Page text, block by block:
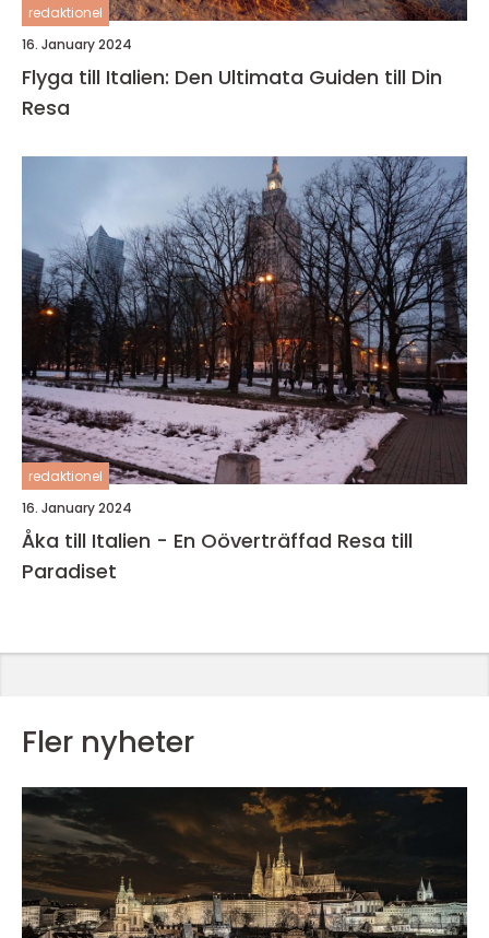
redaktionel
16. January 2024
Flyga till Italien: Den Ultimata Guiden till Din
Resa
redaktionel
16. January 2024
Åka till Italien - En Oöverträffad Resa till
Paradiset
Fler nyheter